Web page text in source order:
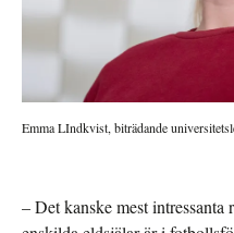
Emma LIndkvist, biträdande
– Det kanske mest intressanta